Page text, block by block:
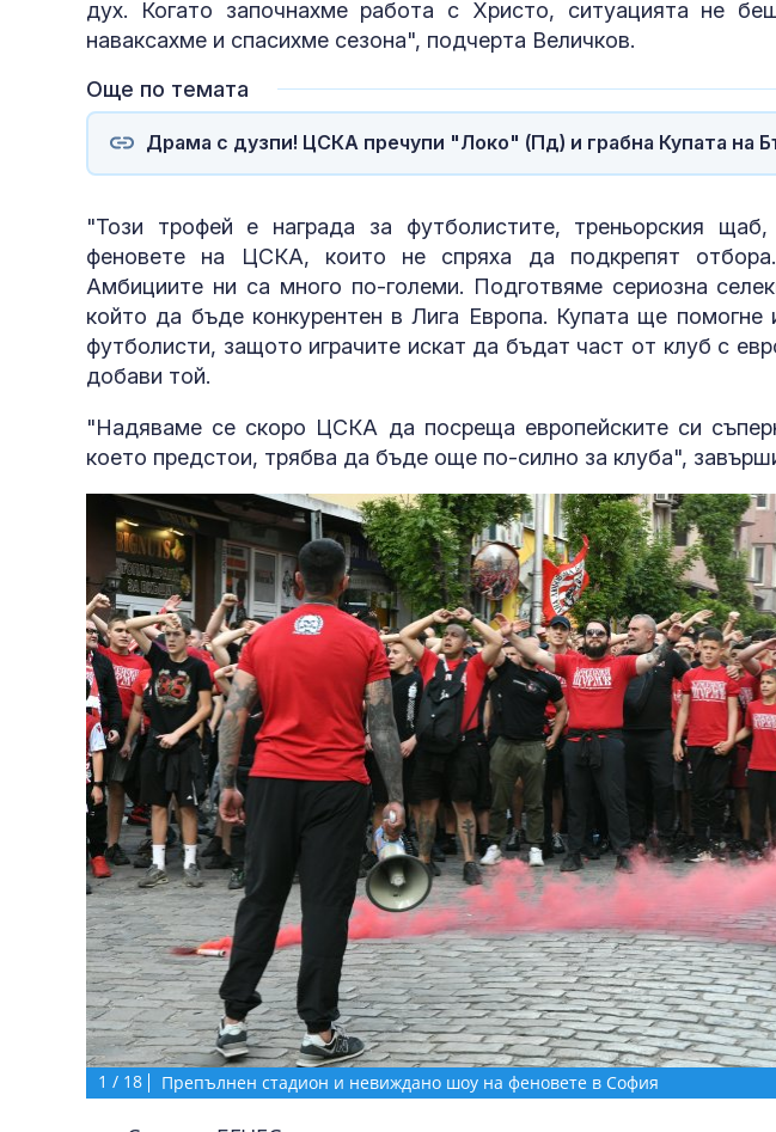
дух. Когато започнахме работа с Христо, ситуацията не
наваксахме и спасихме сезона", подчерта Величков.
Още по темата
Драма с дузпи! ЦСКА пречупи "Локо" (Пд) и грабна Купата на
"Този трофей е награда за футболистите, треньорския
феновете на ЦСКА, които не спряха да подкрепят
Амбициите ни са много по-големи. Подготвяме сериозна
който да бъде конкурентен в Лига Европа. Купата ще помогне
футболисти, защото играчите искат да бъдат част от клуб с
добави той.
"Надяваме се скоро ЦСКА да посреща европейските си
което предстои, трябва да бъде още по-силно за клуба",
1 / 18 Препълнен стадион и невиждано шоу на феновете в София